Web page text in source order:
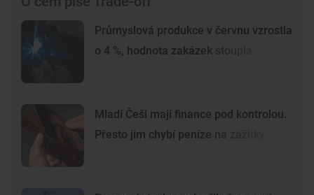
Průmyslová produkce v červnu vzrostla
o 4 %, hodnota zakázek stoupla
Mladí Češi mají finance pod kontrolou.
Přesto jim chybí peníze na zážitky